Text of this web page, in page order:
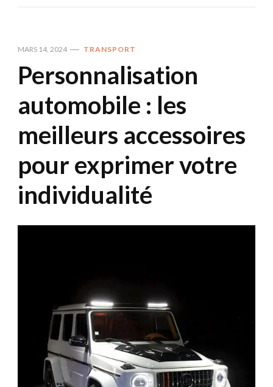
MARS 14, 2024 TRANSPORT
Personnalisation
automobile : les
meilleurs accessoires
pour exprimer votre
individualité